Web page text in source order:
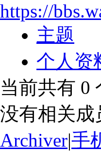
https://
主题
个人资
当前共有 0
没有相关成
Archiver|手